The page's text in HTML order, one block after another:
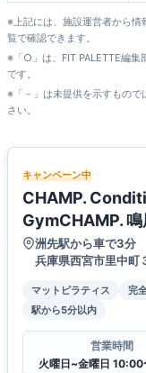
※上記には、施設運営者から情
覧で確認できます。
※「○」は、FIT PALETTE編集
です。
※「－」は未提供を示すもので
さい。
キャンペーン中
CHAMP.
GymCHAMP.
洲先駅から車で3分
兵庫県西宮市里中町
マットピラティス 完
駅から5分以内
営業時間
火曜日~金曜日